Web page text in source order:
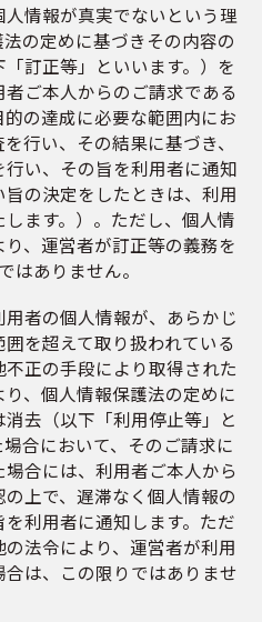
情報が真実でないという理
の定めに基づきその内容の
訂正等」といいます。）を
ご本人からのご請求である
の達成に必要な範囲内にお
行い、その結果に基づき、
い、その旨を利用者に通知
の決定をしたときは、利用
ます。）。ただし、個人情
、運営者が訂正等の義務を
はありません。
者の個人情報が、あらかじ
を超えて取り扱われている
正の手段により取得された
、個人情報保護法の定めに
去（以下「利用停止等」と
合において、そのご請求に
合には、利用者ご本人から
上で、遅滞なく個人情報の
利用者に通知します。ただ
法令により、運営者が利用
は、この限りではありませ